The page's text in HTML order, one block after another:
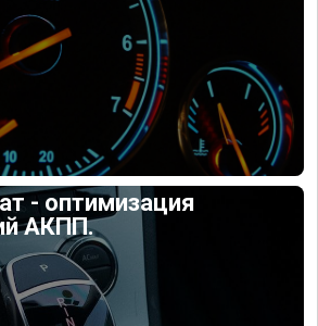
- оптимизация
АКПП.